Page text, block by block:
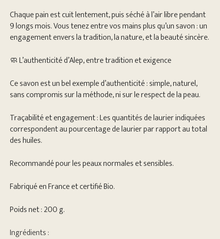
Chaque pain est cuit lentement, puis séché à l’air libre pendant
9 longs mois. Vous tenez entre vos mains plus qu’un savon : un
engagement envers la tradition, la nature, et la beauté sincère.
🧼 L’authenticité d’Alep, entre tradition et exigence
Ce savon est un bel exemple d’authenticité : simple, naturel,
sans compromis sur la méthode, ni sur le respect de la peau.
Traçabilité et engagement : Les quantités de laurier indiquées
correspondent au pourcentage de laurier par rapport au total
des huiles.
Recommandé pour les peaux normales et sensibles.
Fabriqué en France et certifié Bio.
Poids net : 200 g.
Ingrédients :